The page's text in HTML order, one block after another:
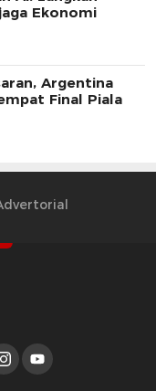
Ekonomi
Argentina
Final Piala